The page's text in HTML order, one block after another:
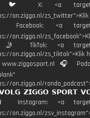
🐦 X: <a
on.ziggo.nl/
<a
on.ziggo.nl/
🤳 TikTok: <a
on.ziggo.nl/zs_tiktok">Klik
www.ziggosport.nl 🎧
on.ziggo.nl/
𝗩𝗢𝗟𝗚 𝗭𝗜𝗚𝗚𝗢 𝗦𝗣𝗢𝗥𝗧
<a
on.ziggo.nl/